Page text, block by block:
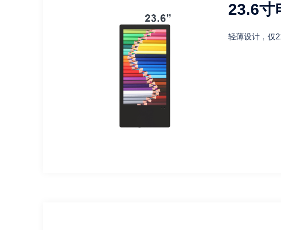
23.6寸
轻薄设计，仅